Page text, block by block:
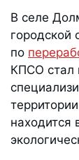
В селе
городской
по
КПСО стал
находится